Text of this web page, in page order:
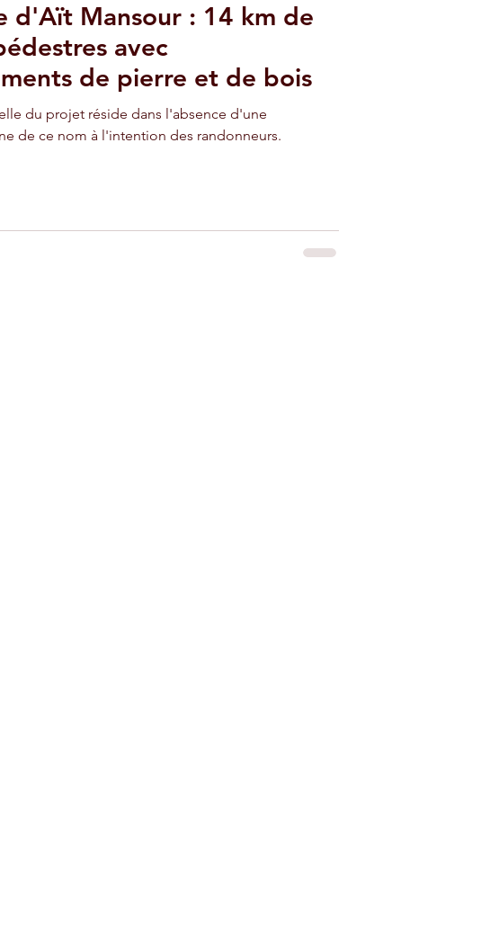
d'Aït Mansour : 14 km de
avec
de pierre et de bois
du projet réside dans l'absence d'une
de ce nom à l'intention des randonneurs.